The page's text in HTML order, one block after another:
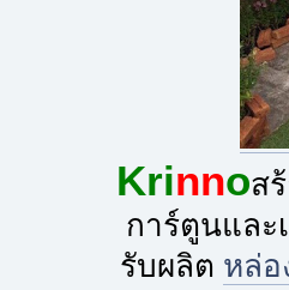
Krinnoส
การ์ตูนและ
รับผลิต หล่อ